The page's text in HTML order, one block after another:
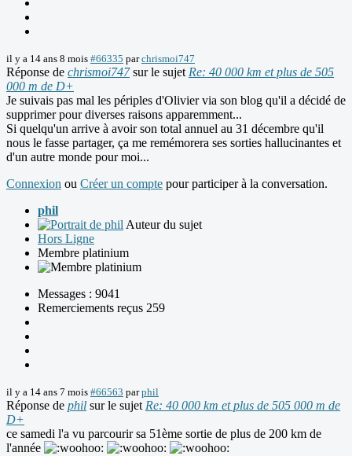
il y a 14 ans 8 mois #66335 parchrismoi747
Réponse de chrismoi747sur le sujet Re: 40 000 km et plus de 505
000 m de D+
Je suivais pas mal les périples d'Olivier via son blog qu'il a décidé de
supprimer pour diverses raisons apparemment...
Si quelqu'un arrive à avoir son total annuel au 31 décembre qu'il
nous le fasse partager, ça me remémorera ses sorties hallucinantes et
d'un autre monde pour moi...
Connexion ou Créer un compte pour participer à la conversation.
phil
Auteur du sujet
Hors Ligne
Membre platinium
Messages : 9041
Remerciements reçus 259
il y a 14 ans 7 mois #66563 parphil
Réponse de phil sur le sujet Re: 40 000 km et plus de 505 000 m de
D+
ce samedi l'a vu parcourir sa 51ème sortie de plus de 200 km de
l'année